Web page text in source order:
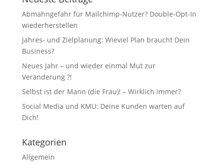
Abmahngefahr für Mailchimp-Nutzer? Double-Opt-In
wiederherstellen
Jahres- und Zielplanung: Wieviel Plan braucht Dein
Business?
Neues Jahr – und wieder einmal Mut zur
Veränderung ?!
Selbst ist der Mann (die Frau)! – Wirklich immer?
Social Media und KMU: Deine Kunden warten auf
Dich!
Kategorien
Allgemein